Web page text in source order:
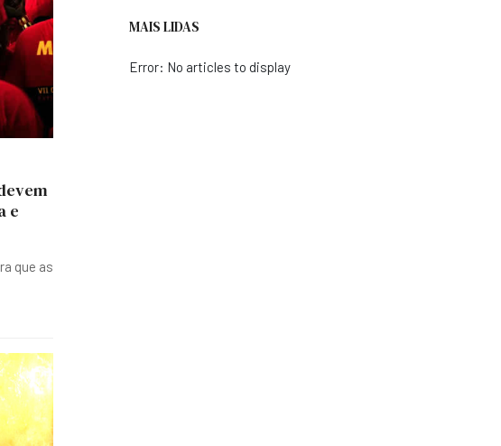
e
que as
MAIS LIDAS
Error: No articles to display